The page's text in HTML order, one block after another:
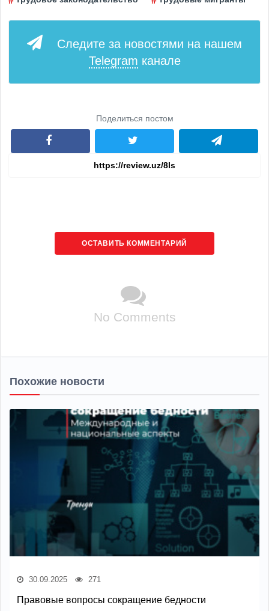
Следите за новостями на нашем
Telegram канале
Поделиться постом
ОСТАВИТЬ КОММЕНТАРИЙ
No Comments
Похожие новости
30.09.2025 271
Правовые вопросы сокращение бедности